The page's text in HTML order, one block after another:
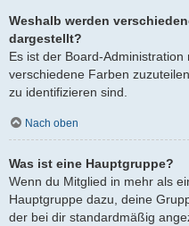
Weshalb werden
dargestellt?
Es ist der Board-
verschiedene Farben
zu identifizieren sind.
Nach oben
Was ist eine Hauptgruppe?
Wenn du Mitglied in mehr als
Hauptgruppe dazu, deine
der bei dir standardmäßig